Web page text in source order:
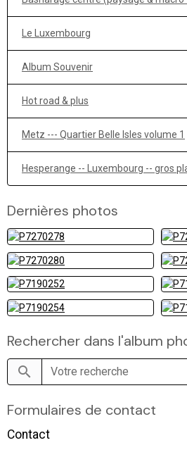
Le Luxembourg
Album Souvenir
Hot road & plus
Metz --- Quartier Belle Isles volume 1
Hesperange -- Luxembourg -- gros
Dernières photos
Rechercher dans l'album
Formulaires de contact
Contact